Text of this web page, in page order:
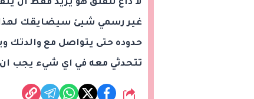
لا داع للقلق هو يريد فقط ان
غير رسمي شيئ سيضايقك لهذا
حدوده حتى يتواصل مع والدتك
تتحدثي معه في اي شيء يجب ان
شارك